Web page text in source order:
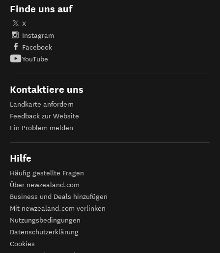
Finde uns auf
X
Instagram
Facebook
YouTube
Kontaktiere uns
Landkarte anfordern
Feedback zur Website
Ein Problem melden
Hilfe
Häufig gestellte Fragen
Über newzealand.com
Business und Deals hinzufügen
Mit newzealand.com verlinken
Nutzungsbedingungen
Datenschutzerklärung
Cookies